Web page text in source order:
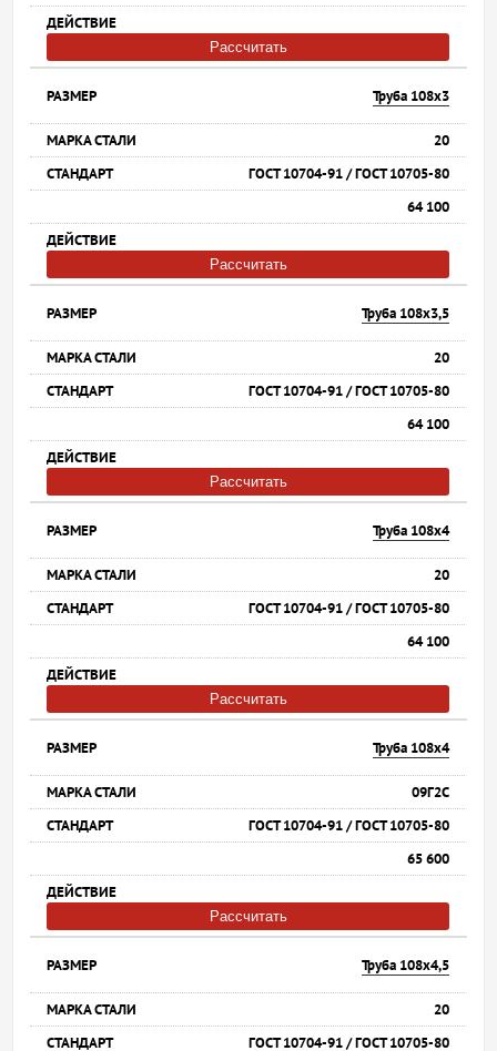
Рассчитать
Труба 108х3
20
ГОСТ 10704-91 / ГОСТ 10705-80
64 100
Рассчитать
Труба 108х3,5
20
ГОСТ 10704-91 / ГОСТ 10705-80
64 100
Рассчитать
Труба 108х4
20
ГОСТ 10704-91 / ГОСТ 10705-80
64 100
Рассчитать
Труба 108х4
09Г2С
ГОСТ 10704-91 / ГОСТ 10705-80
65 600
Рассчитать
Труба 108х4,5
20
ГОСТ 10704-91 / ГОСТ 10705-80